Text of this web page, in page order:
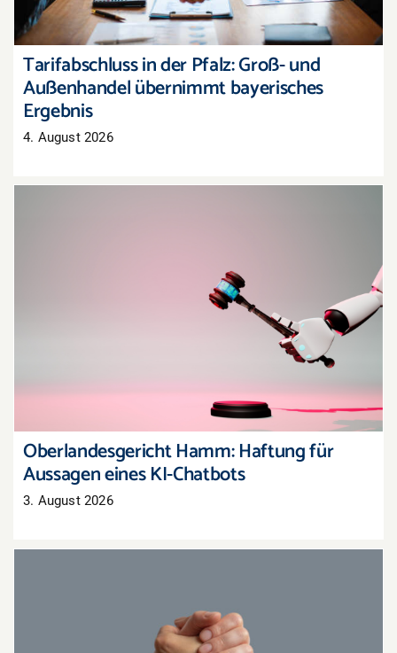
Tarifabschluss in der Pfalz: Groß- und
Außenhandel übernimmt bayerisches
Ergebnis
4. August 2026
Oberlandesgericht Hamm: Haftung für
Aussagen eines KI-Chatbots
Oberlandesgericht Hamm: Haftung für
Aussagen eines KI-Chatbots
3. August 2026